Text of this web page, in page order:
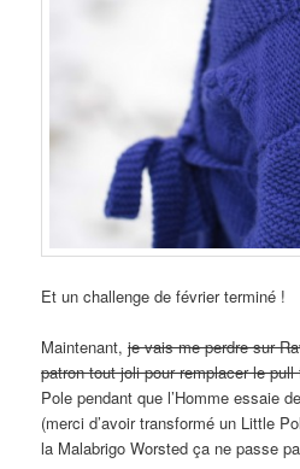
Et un challenge de février terminé !
Maintenant,je vais me perdre sur
patron tout joli pour remplacer le pull
Pole pendant que l’Homme essaie
(merci d’avoir transformé un Little
la Malabrigo Worsted ça ne passe